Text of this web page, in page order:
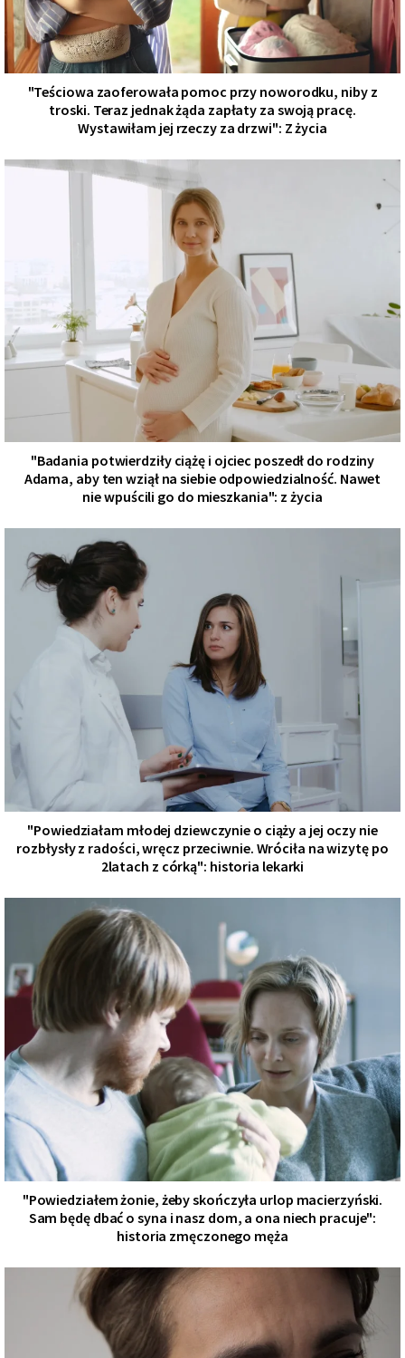
"Teściowa zaoferowała pomoc przy noworodku, niby z
troski. Teraz jednak żąda zapłaty za swoją pracę.
Wystawiłam jej rzeczy za drzwi": Z życia
"Badania potwierdziły ciążę i ojciec poszedł do rodziny
Adama, aby ten wziął na siebie odpowiedzialność. Nawet
nie wpuścili go do mieszkania": z życia
"Powiedziałam młodej dziewczynie o ciążу a jej oczy nie
rozbłysły z radości, wręcz przeciwnie. Wróciła na wizytę po
2latach z córką": historia lekarki
"Powiedziałem żonie, żeby skończyła urlop macierzyński.
Sam będę dbać o syna i nasz dom, a ona niech pracuje":
historia zmęczonego męża